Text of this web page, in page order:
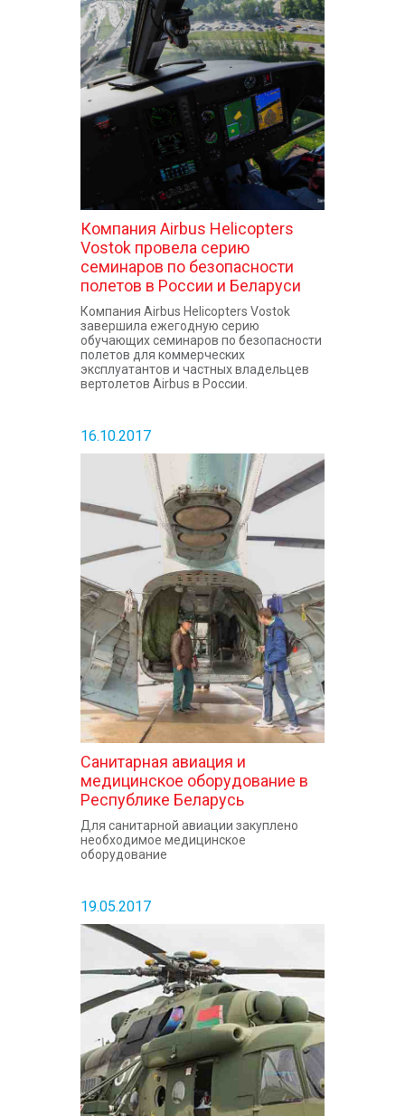
Компания Airbus Helicopters
Vostok провела серию
семинаров по безопасности
полетов в России и Беларуси
Компания Airbus Helicopters Vostok
завершила ежегодную серию
обучающих семинаров по безопасности
полетов для коммерческих
эксплуатантов и частных владельцев
вертолетов Airbus в России.
16.10.2017
Санитарная авиация и
медицинское оборудование в
Республике Беларусь
Для санитарной авиации закуплено
необходимое медицинское
оборудование
19.05.2017